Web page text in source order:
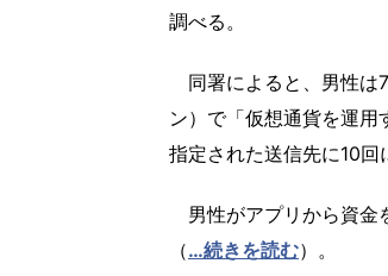
調べる。
同署によると、男性は
ン）で「仮想通貨を運用
指定された送信先に10回
男性がアプリから資金
（…続きを読む）。